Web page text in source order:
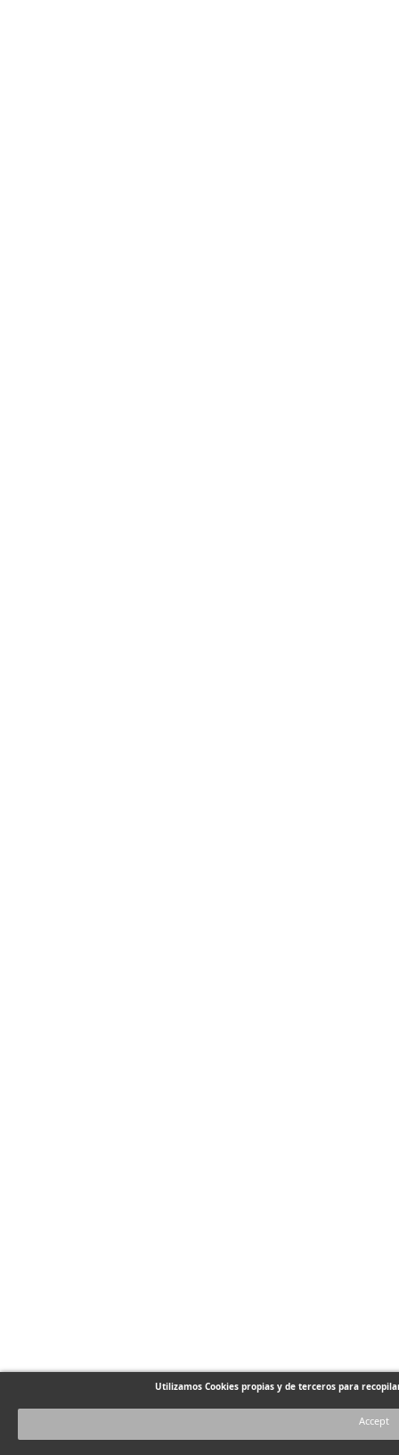
Utilizamos Cookies propias y de terceros para
Accept